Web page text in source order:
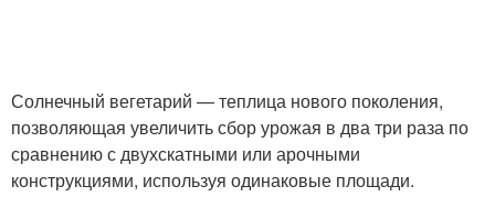
Солнечный вегетарий — теплица нового поколения,
позволяющая увеличить сбор урожая в два три раза по
сравнению с двухскатными или арочными
конструкциями, используя одинаковые площади.